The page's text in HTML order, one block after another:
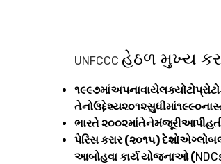
UNFCCC હેઠળ મુખ્ય
ભારતે
પેરિસ કરાર (૨૦૧૫)
આબોહવા કાર્ય યોજનાઓ (